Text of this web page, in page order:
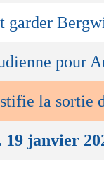
garder
pour
la sortie
19 janvier